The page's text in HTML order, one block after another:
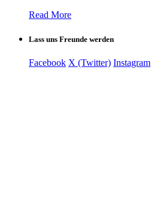
Read More
Lass uns Freunde werden
Facebook X (Twitter) Instagram